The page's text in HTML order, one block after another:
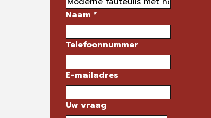
Naam *
Telefoonnummer
E-mailadres
Uw vraag